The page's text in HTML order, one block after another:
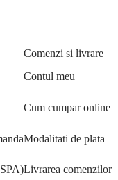
Comenzi si livrare
Contul meu
Cum cumpar online
Modalitati de plata
Livrarea comenzilor